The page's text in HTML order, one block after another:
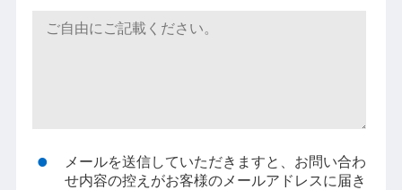
メールを送信していただきますと、お問い合わ
せ内容の控えがお客様のメールアドレスに届き